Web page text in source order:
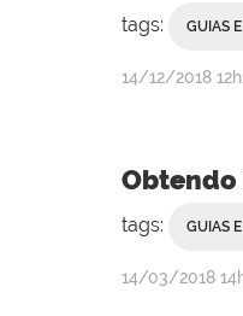
tags: GUIAS
por
publicado
14/12/2018
Obtendo
tags: GUIAS
por
publicado
14/03/2018